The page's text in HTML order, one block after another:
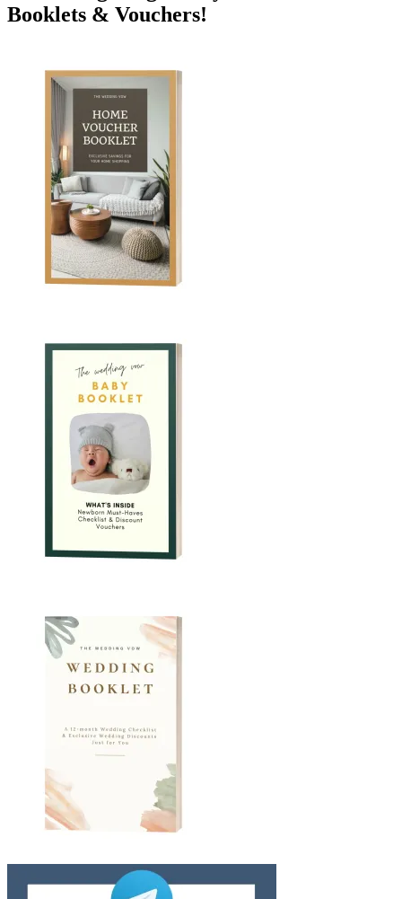
Booklets & Vouchers!